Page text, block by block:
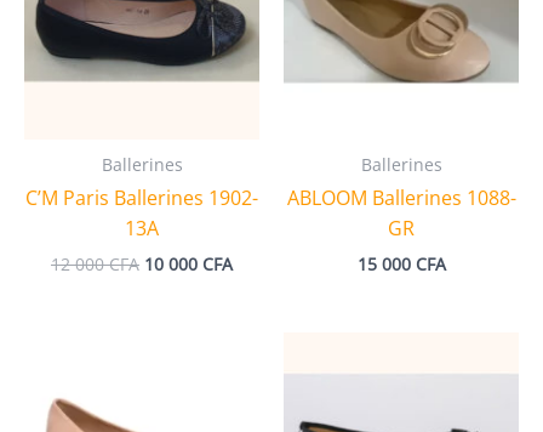
Ballerines
C’M Paris Ballerines 1902-
13A
12 000CFA Le
10 000 CFALe
000 CFA.
Ballerines
ABLOOM Ballerines 1088-
GR
15 000 CFA